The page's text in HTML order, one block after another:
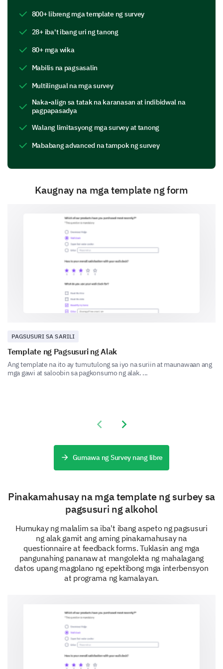
Could you elaborate on one of the reasons you
Exploring Impact and Perception
This section delves into how you perceive the impact
Please rate your agreement with the following
1- Strongly Disagree
5- Strongly Agree
Drinking helps me fit in with my friends.
viewpoint towards alcohol consumption?
An unhealthy habit
A social necessity
A personal choice
A means to escape
Other (Please comment)
Please enter your comment here:
Assessing Awareness and Control
800+ libreng mga template ng survey
28+ iba't ibang uri ng tanong
80+ mga wika
Mabilis na pagsasalin
Multilingual na mga survey
Naka-align sa tatak na karanasan at indibidwal na
pagpapasadya
Walang limitasyong mga survey at tanong
Mababang advanced na tampok ng survey
Kaugnay na mga template ng form
PAGSUSURI SA SARILI
Template ng Pagsusuri ng Alak
Ang template na ito ay tumutulong sa iyo na suriin at maunawaan ang
mga gawi at saloobin sa pagkonsumo ng alak. ...
Previous slide
Next slide
Gumawa ng Survey nang libre
Pinakamahusay na mga template ng surbey sa
pagsusuri ng alkohol
Humukay ng malalim sa iba't ibang aspeto ng pagsusuri
ng alak gamit ang aming pinakamahusay na
questionnaire at feedback forms. Tuklasin ang mga
pangunahing pananaw at mangolekta ng mahalagang
datos upang magplano ng epektibong mga interbensyon
at programa ng kamalayan.